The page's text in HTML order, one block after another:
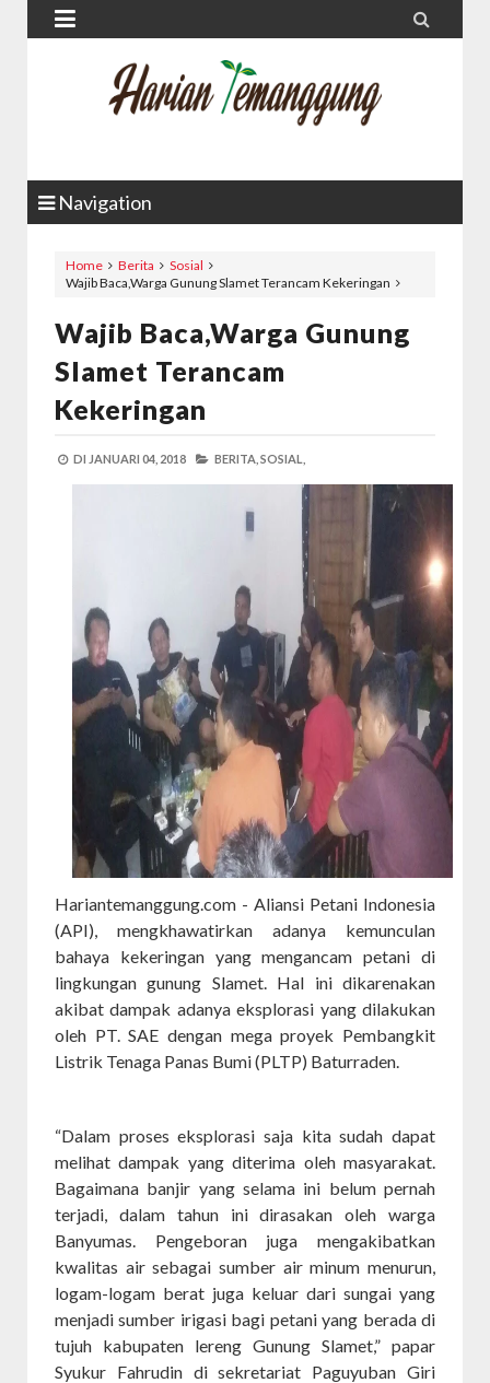
 
Navigation
Home Berita
Sosial
Wajib Baca,Warga Gunung Slamet Terancam Kekeringan
Wajib Baca,Warga Gunung
Slamet Terancam
Kekeringan
DI JANUARI 04, 2018 BERITA, SOSIAL,
Hariantemanggung.com - Aliansi Petani Indonesia
(API), mengkhawatirkan adanya kemunculan
bahaya kekeringan yang mengancam petani di
lingkungan gunung Slamet. Hal ini dikarenakan
akibat dampak adanya eksplorasi yang dilakukan
oleh PT. SAE dengan mega proyek Pembangkit
Listrik Tenaga Panas Bumi (PLTP) Baturraden.
“Dalam proses eksplorasi saja kita sudah dapat
melihat dampak yang diterima oleh masyarakat.
Bagaimana banjir yang selama ini belum pernah
terjadi, dalam tahun ini dirasakan oleh warga
Banyumas. Pengeboran juga mengakibatkan
kwalitas air sebagai sumber air minum menurun,
logam-logam berat juga keluar dari sungai yang
menjadi sumber irigasi bagi petani yang berada di
tujuh kabupaten lereng Gunung Slamet,” papar
Syukur Fahrudin di sekretariat Paguyuban Giri